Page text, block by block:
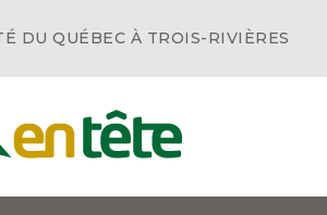
DU QUÉBEC À TROIS-RIVIÈRES